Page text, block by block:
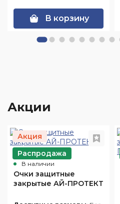
В корзину
Акции
Акция
Распродажа
Арт. Оч10
В наличии
Очки защитные
закрытые АЙ-ПРОТЕКТ